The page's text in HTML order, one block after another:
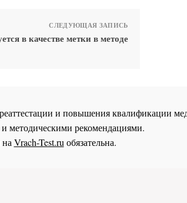
СЛЕДУЮЩАЯ ЗАПИСЬ
в качестве метки в методе
и повышения квалификации
методическими рекомендациями.
наVrach-Test.ruобязательна.